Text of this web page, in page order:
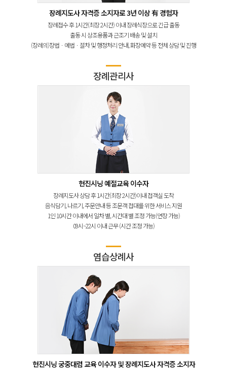
장례지도사 자격증 소지자로 3년 이상 有 경험자
장례접수 후 1시간(최장 2시간) 이내 장례식장으로 긴급 출동
출동 시 상조용품과 근조기 배송 및 설치
(장례의)장법ㆍ예법ㆍ절차 및 행정처리 안내, 화장예약 등 전체 상담 및 진행
장례관리사
현진시닝 예절교육 이수자
장례지도사 상담 후 1시간(최장 2시간)이내 접객실 도착
음식담기, 나르기, 주문안내 등 조문객 접대를 위한 서비스 지원
1인 10시간 이내에서 일차 별, 시간대 별 조정 가능(연장 가능)
09시~22시 이내 근무 (시간 조정 가능)
염습상례사
현진시닝 궁중대렴 교육 이수자 및 장례지도사 자격증 소지자